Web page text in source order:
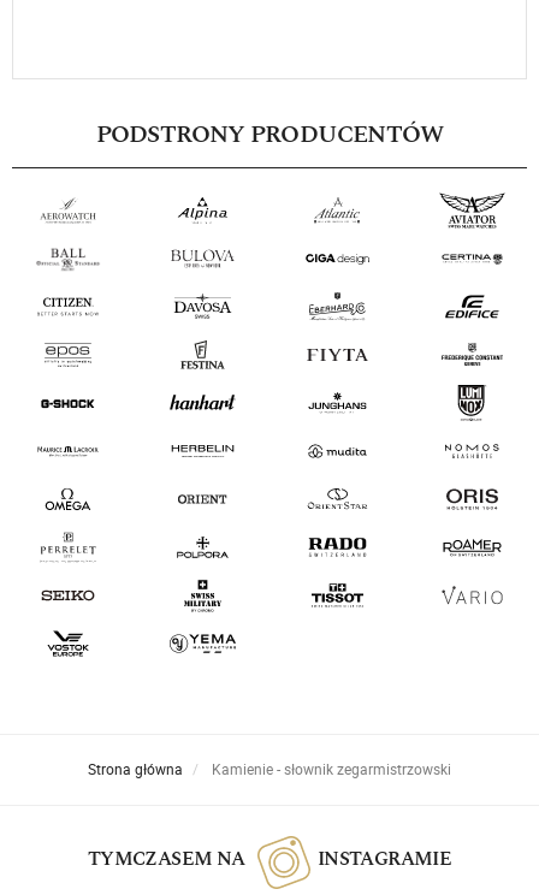
PODSTRONY PRODUCENTÓW
Strona główna Kamienie - słownik zegarmistrzowski
TYMCZASEM NA INSTAGRAMIE